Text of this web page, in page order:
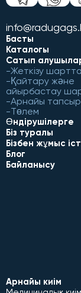
Басты
Каталогы
Сатып
Жеткізу
Қайтару және
айырбастау
Арнайы
Төлем
Өндірушілерге
Біз туралы
Бізбен жұмыс
Блог
Байланысу
Арнайы киім